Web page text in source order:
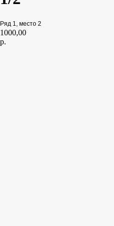
Ряд 1, место 2
1000,00
р.